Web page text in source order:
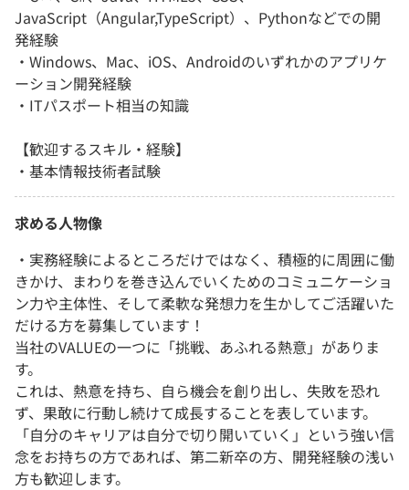
JavaScript（Angular,TypeScript）、Pythonなどでの開
発経験
・Windows、Mac、iOS、Androidのいずれかのアプリケ
ーション開発経験
・ITパスポート相当の知識
【歓迎するスキル・経験】
・基本情報技術者試験
求める人物像
・実務経験によるところだけではなく、積極的に周囲に働
きかけ、まわりを巻き込んでいくためのコミュニケーショ
ン力や主体性、そして柔軟な発想力を生かしてご活躍いた
だける方を募集しています！
当社のVALUEの一つに「挑戦、あふれる熱意」がありま
す。
これは、熱意を持ち、自ら機会を創り出し、失敗を恐れ
ず、果敢に行動し続けて成長することを表しています。
「自分のキャリアは自分で切り開いていく」という強い信
念をお持ちの方であれば、第二新卒の方、開発経験の浅い
方も歓迎します。